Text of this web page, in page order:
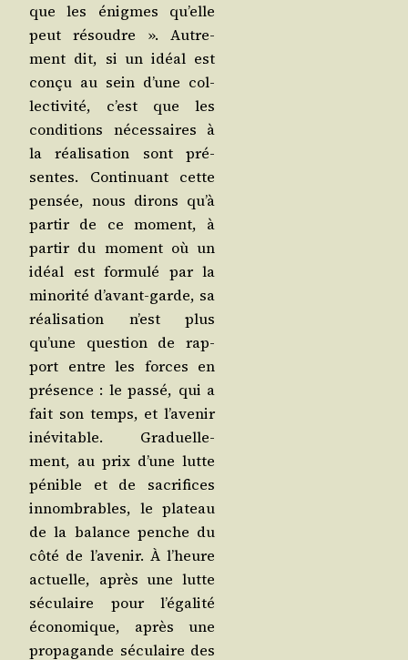
que les énigmes qu’elle
peut résoudre ». Autre­
ment dit, si un idéal est
conçu au sein d’une col­
lec­ti­vi­té, c’est que les
condi­tions néces­saires à
la réa­li­sa­tion sont pré­
sentes. Conti­nuant cette
pen­sée, nous dirons qu’à
par­tir de ce moment, à
par­tir du moment où un
idéal est for­mu­lé par la
mino­ri­té d’a­vant-garde, sa
réa­li­sa­tion n’est plus
qu’une ques­tion de rap­
port entre les forces en
pré­sence : le pas­sé, qui a
fait son temps, et l’a­ve­nir
inévi­table. Gra­duel­le­
ment, au prix d’une lutte
pénible et de sacri­fices
innom­brables, le pla­teau
de la balance penche du
côté de l’a­ve­nir. À l’heure
actuelle, après une lutte
sécu­laire pour l’é­ga­li­té
éco­no­mique, après une
pro­pa­gande sécu­laire des